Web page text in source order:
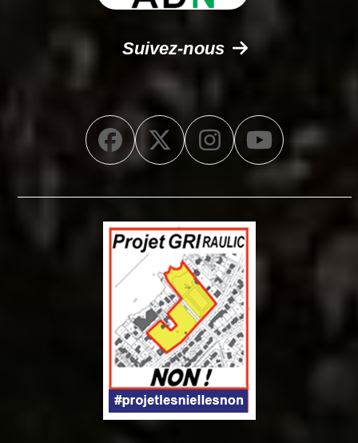
Suivez-nous
Facebook
TwitterInstagram